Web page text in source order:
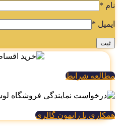
*
*
شرایط
با رایمون گالری